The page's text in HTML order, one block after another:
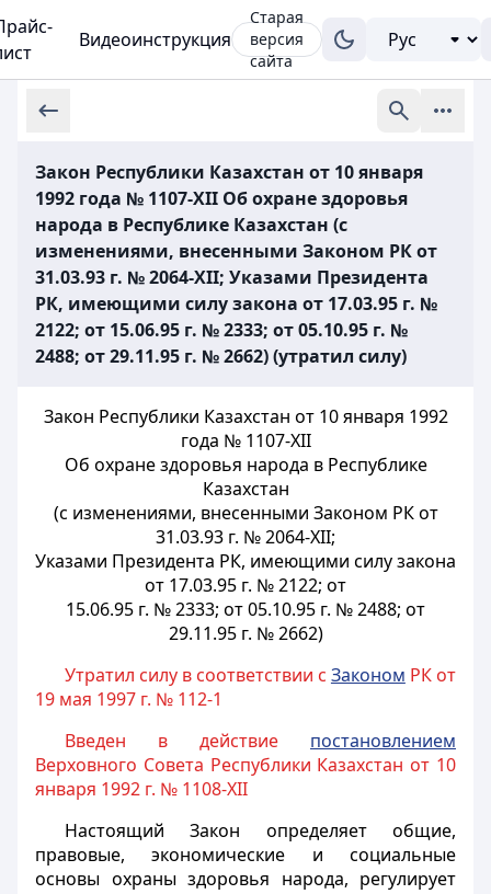
Видеоинструкция
Старая
версия
сайта
Закон Республики Казахстан от 10 января
1992 года № 1107-XII Об охране здоровья
народа в Республике Казахстан (с
изменениями, внесенными Законом РК от
31.03.93 г. № 2064-XII; Указами Президента
РК, имеющими силу закона от 17.03.95 г. №
2122; от 15.06.95 г. № 2333; от 05.10.95 г. №
2488; от 29.11.95 г. № 2662) (утратил силу)
Закон Республики Казахстан от 10 января 1992
года № 1107-XII
Об охране здоровья народа в Республике
Казахстан
(с изменениями, внесенными Законом РК от
31.03.93 г. № 2064-XII;
Указами Президента РК, имеющими силу закона
от 17.03.95 г. № 2122; от
15.06.95 г. № 2333; от 05.10.95 г. № 2488; от
29.11.95 г. № 2662)
Утратил силу в соответствии с Законом РК от
19 мая 1997 г. № 112-1
Введен в действие постановлением
Верховного Совета Республики Казахстан от 10
января 1992 г. № 1108-XII
Настоящий Закон определяет общие,
правовые, экономические и социальные
основы охраны здоровья народа, регулирует